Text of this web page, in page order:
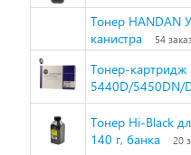
Тонер HANDAN
канистра
54
Тонер-
5440D/5450DN/
Тонер Hi-Black
140 г, банка
20